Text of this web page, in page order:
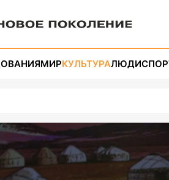
МИРКУЛЬТУРАЛЮДИ